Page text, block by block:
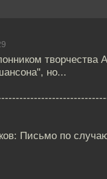
творчества
но...
Письмо по